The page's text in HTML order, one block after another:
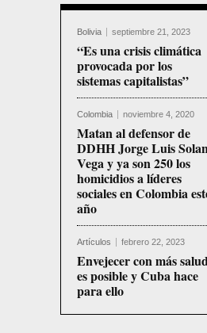
Bolivia septiembre 21, 2023
“Es una crisis climática
provocada por los
sistemas capitalistas”
Colombia noviembre 4, 2020
Matan al defensor de
DDHH Jorge Luis
Vega y ya son 250 los
homicidios a líderes
sociales en Colombia
año
Artículos febrero 22, 2023
Envejecer con más
es posible y Cuba hace
para ello